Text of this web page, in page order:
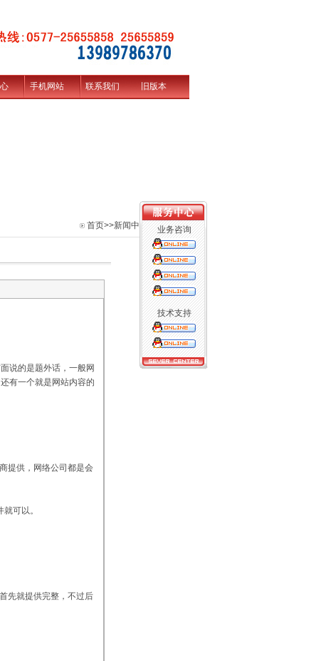
手机网站 联系我们 旧版本
首页>>新闻中心
说的是题外话，一般网
有一个就是网站内容的
提供，网络公司都是会
可以。
先就提供完整，不过后
业务咨询
技术支持